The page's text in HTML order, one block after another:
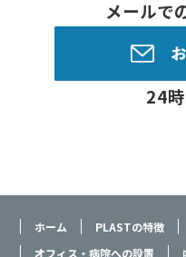
メールで
24
ホーム PLASTの特徴
オフィス・病院への設置